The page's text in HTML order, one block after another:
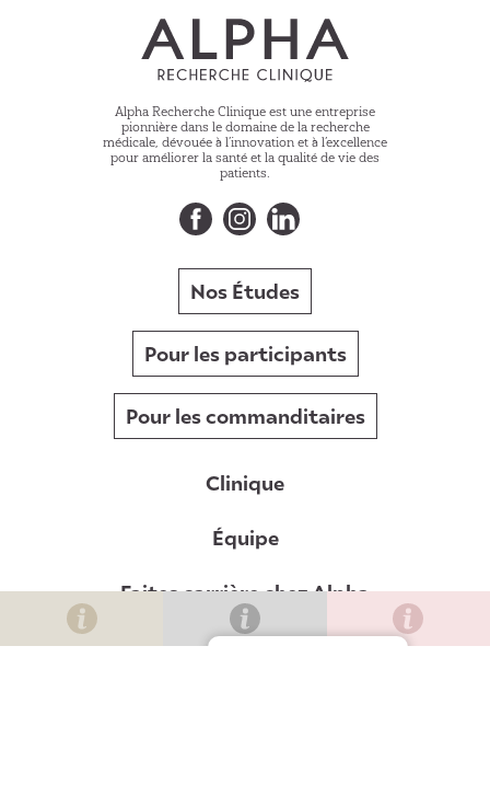
Alpha Recherche Clinique est une entreprise
pionnière dans le domaine de la recherche
médicale, dévouée à l’innovation et à l’excellence
pour améliorer la santé et la qualité de vie des
patients.
Nos Études
Pour les participants
Pour les commanditaires
Clinique
Équipe
Faites carrière chez Alpha
Actualités